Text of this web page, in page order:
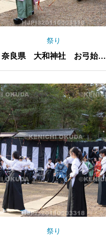
祭り
奈良県 大和神社 お弓始め
祭
祭り